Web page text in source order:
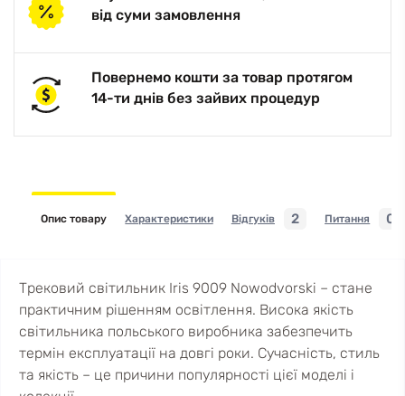
від суми замовлення
Повернемо кошти за товар протягом
14-ти днів без зайвих процедур
Опис товару Характеристики Відгуків 2 Питання 0
Трековий світильник Iris 9009 Nowodvorski – стане
практичним рішенням освітлення. Висока якість
світильника польського виробника забезпечить
термін експлуатації на довгі роки. Сучасність, стиль
та якість – це причини популярності цієї моделі і